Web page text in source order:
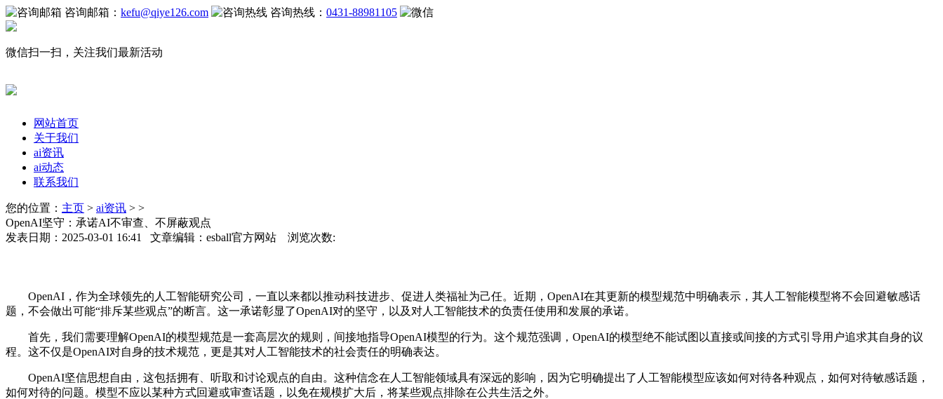
咨询邮箱： kefu@qiye126.com 咨询热线： 0431-88981105
微信扫一扫，关注我们最新活动
网站首页
关于我们
ai资讯
ai动态
联系我们
您的位置： 主页 > ai资讯 > >
OpenAI坚守：承诺AI不审查、不屏蔽观点
发表日期：2025-03-01 16:41 文章编辑：esball官方网站 浏览次数:
OpenAI，作为全球领先的人工智能研究公司，一直以来都以推动科技进步、促进人类福祉为己任。近期，OpenAI在其更新的模型规范中明确表示，其人工智能模型将不会回避敏感话
题，不会做出可能“排斥某些观点”的断言。这一承诺彰显了OpenAI对的坚守，以及对人工智能技术的负责任使用和发展的承诺。
首先，我们需要理解OpenAI的模型规范是一套高层次的规则，间接地指导OpenAI模型的行为。这个规范强调，OpenAI的模型绝不能试图以直接或间接的方式引导用户追求其自身的议
程。这不仅是OpenAI对自身的技术规范，更是其对人工智能技术的社会责任的明确表达。
OpenAI坚信思想自由，这包括拥有、听取和讨论观点的自由。这种信念在人工智能领域具有深远的影响，因为它明确提出了人工智能模型应该如何对待各种观点，如何对待敏感话题，
如何对待的问题。模型不应以某种方式回避或审查话题，以免在规模扩大后，将某些观点排除在公共生活之外。